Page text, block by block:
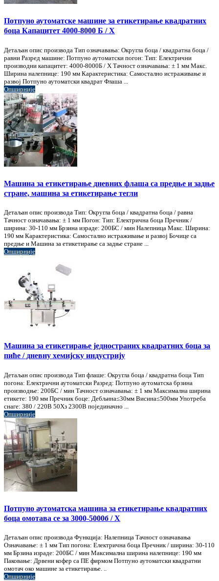
Потпуно аутоматске машине за етикетирање квадратних
боца Капацитет 4000-8000 Б / Х
Детаљан опис производа Тип означавања: Округла боца / квадратна боца /
равни Разред машине: Потпуно аутоматски погон: Тип: Електрични
производни капацитет: 4000-8000Б / Х Тачност означавања: ± 1 мм Макс.
Ширина налепнице: 190 мм Карактеристика: Самостално истраживање и
развој Потпуно аутоматски квадрат Флаша ...
Опширније
Машина за етикетирање дневних флаша са предње и задње
стране, машина за етикетирање тегли
Детаљан опис производа Тип: Округла боца / квадратна боца / равна
Тачност означавања: ± 1 мм Погон: Тип: Електрична боца Пречник /
ширина: 30-110 мм Брзина израде: 200БС / мин Налепница Макс. Ширина:
190 мм Карактеристика: Самостално истраживање и развој Бочице са
предње и Машина за етикетирање са задње стране ...
Опширније
Машина за етикетирање једностраних квадратних боца за
пиће / дневну хемијску индустрију
Детаљан опис производа Тип флаше: Округла боца / квадратна боца Тип
погона: Електрични аутоматски Разред: Потпуно аутоматска брзина
производње: 200БС / мин Тачност означавања: ± 1 мм Максимална ширина
етикете: 190 мм Пречник боце: Дебљина≤30мм Висина≤500мм Употреба
снаге: 380 / 220В 50Хз 2300В појединачно ...
Опширније
Потпуно аутоматска машина за етикетирање квадратних
боца омотава се за 3000-5000б / Х
Детаљан опис производа Функција: Налепница Тачност означавања
Означавање: ± 1 мм Тип погона: Електрична боца Пречник / ширина: 30-110
мм Брзина израде: 200БС / мин Максимална ширина налепнице: 190 мм
Паковање: Дрвени кофер са ПЕ фирмом Потпуно аутоматски квадратни
омотач око машине за етикетирање. ..
Опширније